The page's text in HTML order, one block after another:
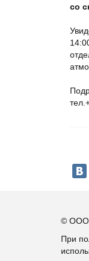
со
© ООО
При